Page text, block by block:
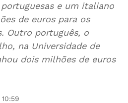
e um italiano
de euros para os
Outro português, o
na Universidade de
dois milhões de euros